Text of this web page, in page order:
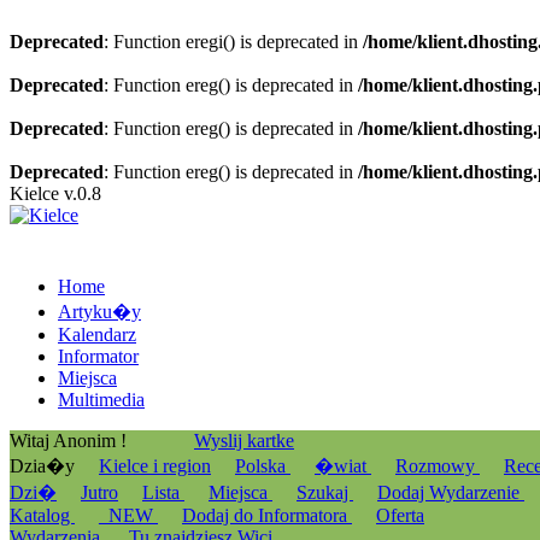
Deprecated: Function eregi() is deprecated in /home/
Deprecated: Function ereg() is deprecated in /home/
Deprecated: Function ereg() is deprecated in /home/
Deprecated: Function ereg() is deprecated in /home/
Kielce v.0.8
Home
Artyku�y
Kalendarz
Informator
Miejsca
Multimedia
Witaj Anonim !
Wyslij kartke
Dzia�y
Kielce i region Polska �wiat Rozmowy
Dzi�
Jutro Lista Miejsca Szukaj Dodaj Wydarzenie
Katalog
_NEW Dodaj do Informatora
Oferta